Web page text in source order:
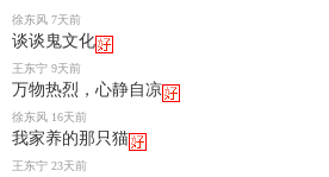
徐东风 7天前
谈谈鬼文化
王东宁 9天前
万物热烈，心静自凉
徐东风 16天前
我家养的那只猫
王东宁 23天前